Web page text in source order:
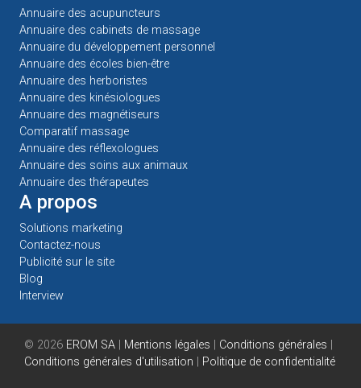
Annuaire des acupuncteurs
Annuaire des cabinets de massage
Annuaire du développement personnel
Annuaire des écoles bien-être
Annuaire des herboristes
Annuaire des kinésiologues
Annuaire des magnétiseurs
Comparatif massage
Annuaire des réflexologues
Annuaire des soins aux animaux
Annuaire des thérapeutes
A propos
Solutions marketing
Contactez-nous
Publicité sur le site
Blog
Interview
© 2026 EROM SA Mentions légales Conditions générales
Conditions générales d'utilisation
Politique de confidentialité